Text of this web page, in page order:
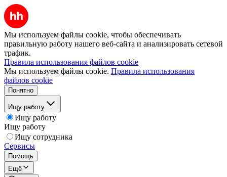
Мы используем файлы cookie, чтобы обеспечивать
правильную работу нашего веб-сайта и анализировать сетевой
трафик.
Правила использования файлов cookie
Мы используем файлы cookie. Правила использования
файлов cookie
Понятно
Ищу работу
Ищу работу
Ищу работу
Ищу сотрудника
Сервисы
Помощь
Ещё